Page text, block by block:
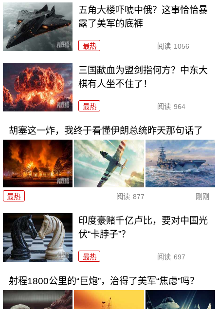
五角大楼吓唬中俄？这事恰恰暴
露了美军的底裤
最热 阅读 1056
三国歃血为盟剑指何方？中东大
棋有人坐不住了！
最热 阅读 964
胡塞这一炸，我终于看懂伊朗总统昨天那句话了
最热 阅读 877 刚刚
印度豪赌千亿卢比，要对中国光
伏“卡脖子”？
最热 阅读 697
射程1800公里的“巨炮”，治得了美军“焦虑”吗？